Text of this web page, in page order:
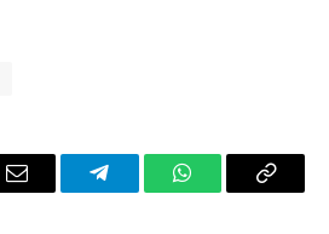
Email TelegramWhatsAppCopy